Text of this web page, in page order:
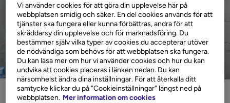
11 oktober 2024 Privatlån
Vi använder cookies för att göra din upplevelse här på
webbplatsen smidig och säker. En del cookies används för att
tjänster ska fungera eller kunna förbättras, andra för att
skräddarsy din upplevelse och för marknadsföring. Du
bestämmer själv vilka typer av cookies du accepterar utöver
de nödvändiga som behövs för att webbplatsen ska fungera.
Du kan läsa mer om hur vi använder cookies och hur du kan
undvika att cookies placeras i länken nedan. Du kan
närsomhelst ändra dina inställningar. För att återkalla ditt
samtycke klickar du på ”Cookieinställningar” längst ned på
webbplatsen. Mer information om cookies